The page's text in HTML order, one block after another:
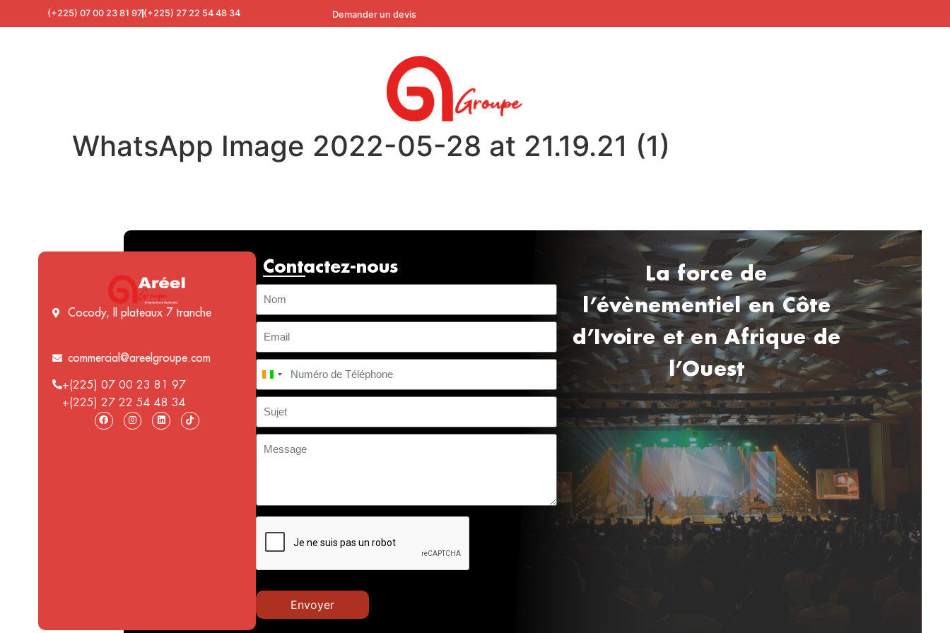
(+225) 07 00 23 81 97 (+225) 27 22 54 48 34 Demander un devis
WhatsApp Image 2022-05-28 at 21.19.21 (1)
Cocody, II plateaux 7 tranche
commercial@areelgroupe.com
+(225) 07 00 23 81 97
+(225) 27 22 54 48 34
Contactez-nous
Côte d’Ivoire +225
La force de
l’évènementiel en Côte
d’Ivoire et en Afrique de
l’Ouest